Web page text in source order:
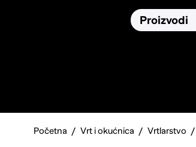
Proizvodi
Početna Vrt i okućnica Vrtlarstvo